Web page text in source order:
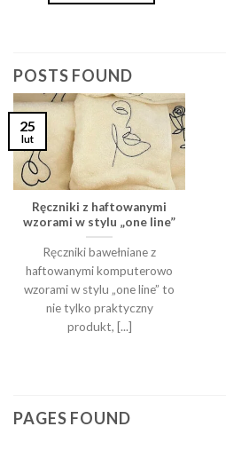
wiele
Opcje
można
wybrać
na
stronie
produktu
POSTS FOUND
Ręczniki z haftowanymi
wzorami w stylu „one line”
Ręczniki bawełniane z
haftowanymi komputerowo
wzorami w stylu „one line” to
nie tylko praktyczny
produkt, [...]
25
lut
PAGES FOUND